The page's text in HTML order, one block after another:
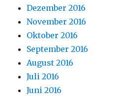
Dezember 2016
November 2016
Oktober 2016
September 2016
August 2016
Juli 2016
Juni 2016